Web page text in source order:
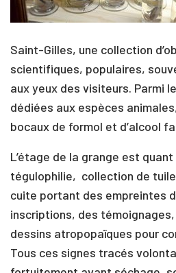
Saint-Gilles, une collection
scientifiques, populaires,
aux yeux des visiteurs. Parmi
dédiées aux espèces
bocaux de formol et d’alcool
L’étage de la grange est
tégulophilie, collection de
cuite portant des empreintes
inscriptions, des
dessins atropopaïques pour
Tous ces signes tracés